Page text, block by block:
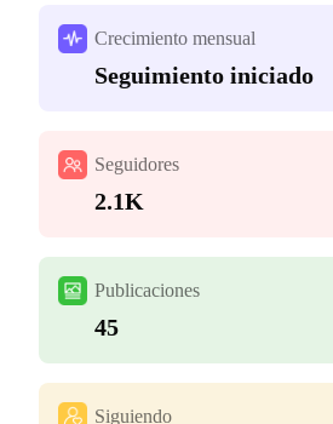
Crecimiento mensual
Seguimiento iniciado
Seguidores
2.1K
Publicaciones
45
Siguiendo